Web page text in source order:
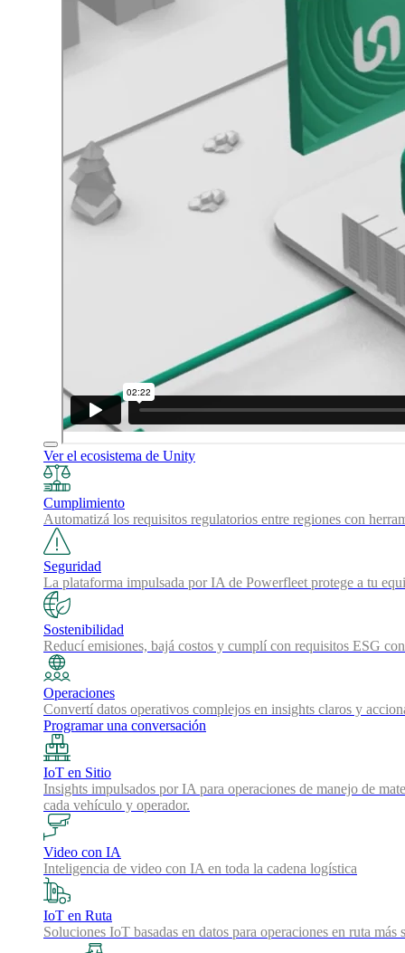
Ver el ecosistema de Unity
Cumplimiento
Automatizá los requisitos regulatorios entre regiones con
Seguridad
La plataforma impulsada por IA de Powerfleet protege a tu
Sostenibilidad
Reducí emisiones, bajá costos y cumplí con requisitos ESG
Operaciones
Convertí datos operativos complejos en insights claros y
Programar una conversación
IoT en Sitio
Insights impulsados por IA para operaciones de manejo de
cada vehículo y operador.
Video con IA
Inteligencia de video con IA en toda la cadena logística
IoT en Ruta
Soluciones IoT basadas en datos para operaciones en ruta más